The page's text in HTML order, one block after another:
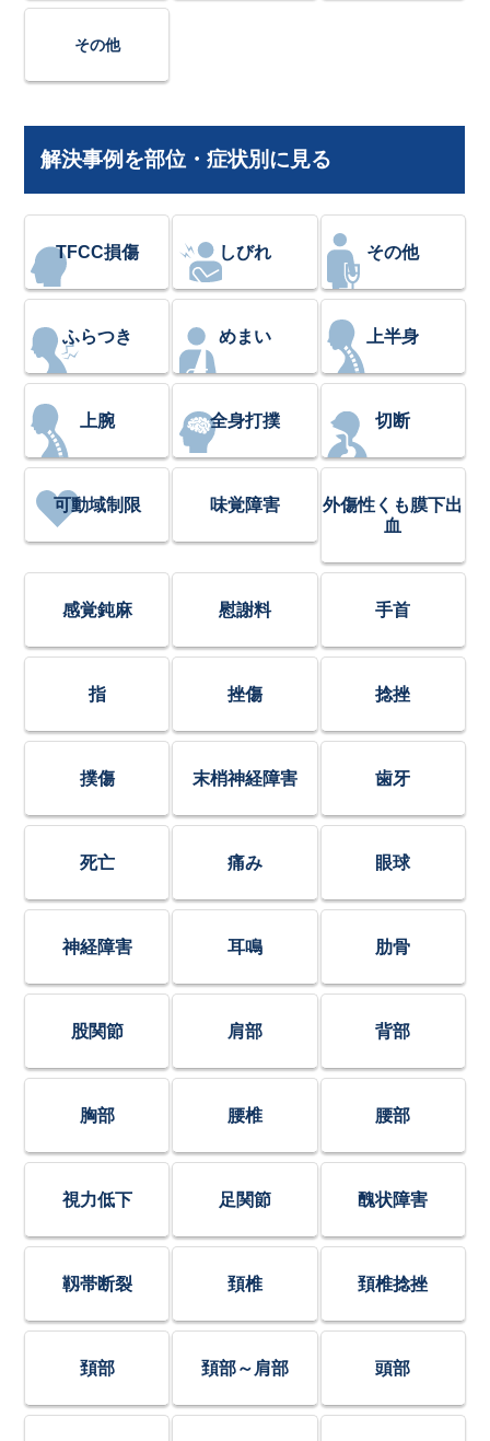
その他
解決事例を部位・症状別に見る
TFCC損傷 しびれ その他
ふらつき めまい 上半身
上腕 全身打撲 切断
可動域制限 味覚障害
外傷性くも膜下出
血
感覚鈍麻 慰謝料 手首
指 挫傷 捻挫
撲傷 末梢神経障害 歯牙
死亡 痛み 眼球
神経障害 耳鳴 肋骨
股関節 肩部 背部
胸部 腰椎 腰部
視力低下 足関節 醜状障害
靱帯断裂 頚椎 頚椎捻挫
頚部 頚部～肩部 頭部